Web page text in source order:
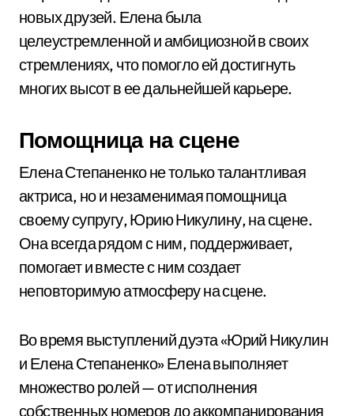
новых друзей. Елена была
целеустремленной и амбициозной в своих
стремлениях, что помогло ей достигнуть
многих высот в ее дальнейшей карьере.
Помощница на сцене
Елена Степаненко не только талантливая
актриса, но и незаменимая помощница
своему супругу, Юрию Никулину, на сцене.
Она всегда рядом с ним, поддерживает,
помогает и вместе с ним создает
неповторимую атмосферу на сцене.
Во время выступлений дуэта «Юрий Никулин
и Елена Степаненко» Елена выполняет
множество ролей — от исполнения
собственных номеров до аккомпанирования